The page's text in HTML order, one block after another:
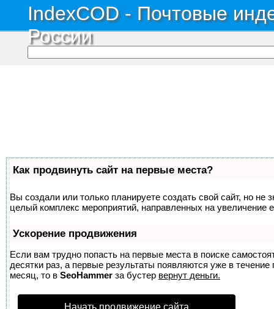
IndexCOD - Почтовые
России
Как продвинуть сайт на первые места?
Вы создали или только планируете создать свой сайт, но не
целый комплекс мероприятий, направленных на увеличение
Ускорение продвижения
Если вам трудно попасть на первые места в поиске
десятки раз, а первые результаты появляются уже в
месяц, то в SeoHammer за бустер вернут деньги.
Начать продвижение сайта